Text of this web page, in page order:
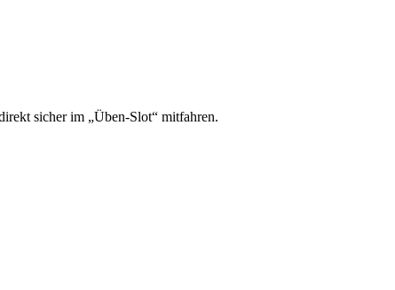
sicher im „Üben-Slot“ mitfahren.